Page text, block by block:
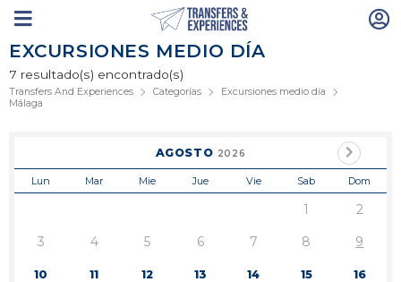
EXCURSIONES MEDIO DÍA
7 resultado(s) encontrado(s)
Transfers And Experiences Categorías
Excursiones medio día
Málaga
AGOSTO 2026
Lun Mar Mie Jue Vie Sab Dom
1
2
3
4 5 6 7 8 9
10 11 12 13 14 15 16